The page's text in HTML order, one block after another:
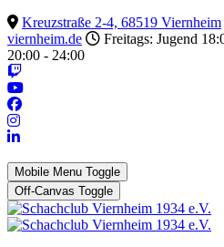
Kreuzstraße 2-4, 68519 Viernheim
viernheim.de
Freitags: Jugend
20:00 - 24:00
Mobile Menu Toggle
Off-Canvas Toggle